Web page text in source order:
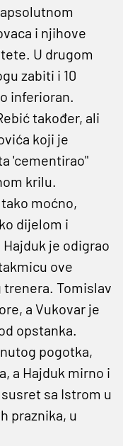
i njihove
U drugom
zabiti i 10
inferioran.
također, ali
koji je
'cementirao"
krilu.
moćno,
dijelom i
je odigrao
ove
Tomislav
a Vukovar je
opstanka.
pogotka,
a Hajduk mirno i
sa Istrom u
praznika, u